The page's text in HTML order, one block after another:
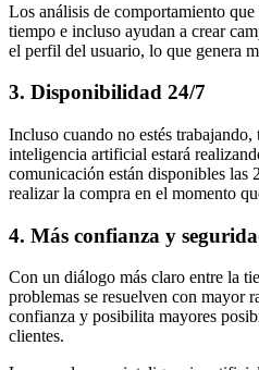
Los análisis de comportamiento que
tiempo e incluso ayudan a crear
el perfil del usuario, lo que genera
3. Disponibilidad 24/7
Incluso cuando no estés
inteligencia artificial estará
comunicación están disponibles las
realizar la compra en el momento
4. Más confianza y
Con un diálogo más claro entre la
problemas se resuelven con mayor
confianza y posibilita mayores
clientes.